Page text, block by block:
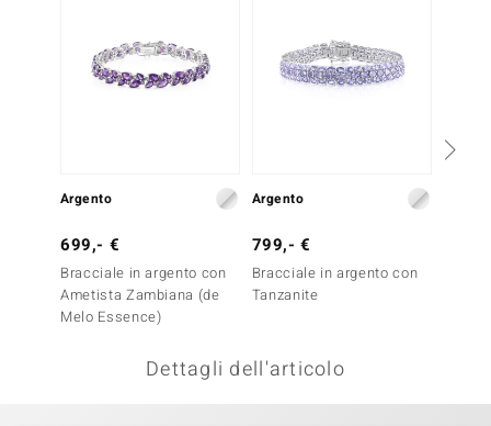
Argento
699,- €
Bracciale in argento con
Ametista Zambiana (de
Melo Essence)
Argento
799,- €
Bracciale in argento con
Tanzanite
Dettagli dell'articolo